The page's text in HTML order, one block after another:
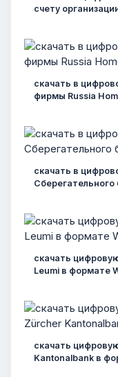
счету
скачать в
фирмы Russia
скачать в
скачать
Leumi в формате
скачать
Kantonalbank в